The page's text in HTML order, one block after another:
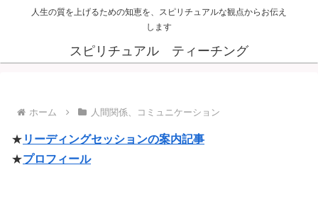
人生の質を上げるための知恵を、スピリチュアルな観点からお伝え
します
スピリチュアル ティーチング
ホーム 人間関係、コミュニケーション
★ リーディングセッションの案内記事
★プロフィール